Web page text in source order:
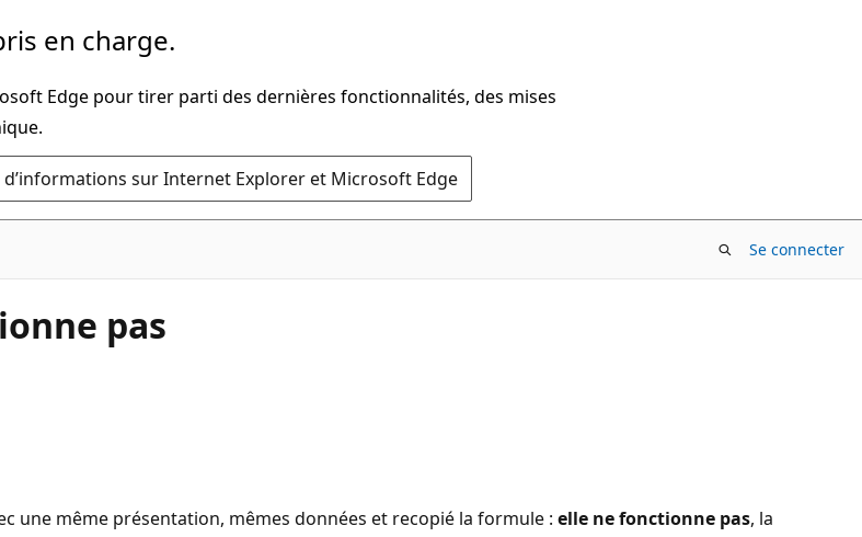
en charge.
Edge pour tirer parti des dernières fonctionnalités, des mises
d’informations sur Internet Explorer et Microsoft Edge
Se connecter
pas
une même présentation, mêmes données et recopié la formule : elle ne fonctionne pas, la